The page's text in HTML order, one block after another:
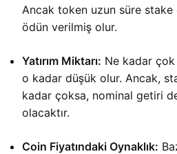
Ancak token uzun süre
ödün verilmiş olur.
Yatırım Miktarı: Ne kadar
o kadar düşük olur. Ancak,
kadar çoksa, nominal getiri
olacaktır.
Coin Fiyatındaki Oynaklık: